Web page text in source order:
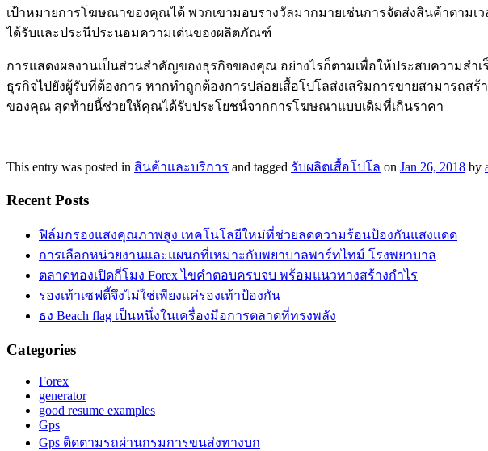
เป้าหมายการโฆษณาของคุณได้ พวกเขามอบรางวัลมากมายเช่นการจัดส่งสินค้าตาม
ได้รับและประนีประนอมความเด่นของผลิตภัณฑ์
การแสดงผลงานเป็นส่วนสำคัญของธุรกิจของคุณ อย่างไรก็ตามเพื่อให้ประสบความส
ธุรกิจไปยังผู้รับที่ต้องการ หากทำถูกต้องการปล่อยเสื้อโปโลส่งเสริมการขายสามาร
ของคุณ สุดท้ายนี้ช่วยให้คุณได้รับประโยชน์จากการโฆษณาแบบเดิมที่เกินราคา
This entry was posted in สินค้าและบริการ and tagged รับผลิตเสื้อโปโล on Jan 26, 2018 by
Recent Posts
ฟิล์มกรองแสงคุณภาพสูง เทคโนโลยีใหม่ที่ช่วยลดความร้อนป้องกันแสงแดด
การเลือกหน่วยงานและแผนกที่เหมาะกับพยาบาลพาร์ทไทม์ โรงพยาบาล
ตลาดทองเปิดกี่โมง Forex ไขคำตอบครบจบ พร้อมแนวทางสร้างกำไร
รองเท้าเซฟตี้จึงไม่ใช่เพียงแค่รองเท้าป้องกัน
ธง Beach flag เป็นหนึ่งในเครื่องมือการตลาดที่ทรงพลัง
Categories
Forex
generator
good resume examples
Gps
Gps ติดตามรถผ่านกรมการขนส่งทางบก